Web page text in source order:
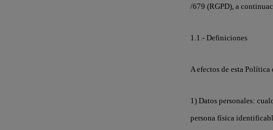
/679 (RGPD), a
1.1.- Definiciones
A efectos de esta Política
1) Datos personales:
persona física